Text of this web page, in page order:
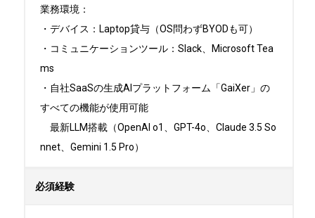
業務環境：
・デバイス：Laptop貸与（OS問わずBYODも可）
・コミュニケーションツール：Slack、Microsoft Tea
ms
・自社SaaSの生成AIプラットフォーム「GaiXer」の
すべての機能が使用可能
最新LLM搭載（OpenAI o1、GPT-4o、Claude 3.5 So
nnet、Gemini 1.5 Pro）
必須経験